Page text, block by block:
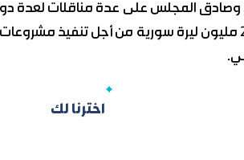
وصادق المجلس على عدة مناقلات لعدة
الموسميين وأقر منح إعانة لمجلس بلدة خبب بقيمة 20 مليون ليرة سورية
اخترنا لك